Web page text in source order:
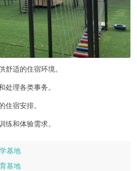
舒适的住宿环境。
处理各类事务。
住宿安排。
练和体验需求。
基地
基地